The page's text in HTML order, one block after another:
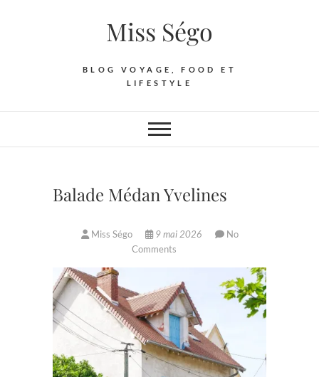
Miss Ségo
BLOG VOYAGE, FOOD ET
LIFESTYLE
Balade Médan Yvelines
Miss Ségo 9 mai 2026
No
Comments